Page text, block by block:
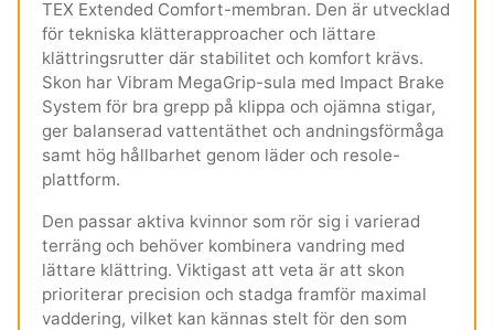
TEX Extended Comfort-membran. Den är utvecklad
för tekniska klätterapproacher och lättare
klättringsrutter där stabilitet och komfort krävs.
Skon har Vibram MegaGrip-sula med Impact Brake
System för bra grepp på klippa och ojämna stigar,
ger balanserad vattentäthet och andningsförmåga
samt hög hållbarhet genom läder och resole-
plattform.
Den passar aktiva kvinnor som rör sig i varierad
terräng och behöver kombinera vandring med
lättare klättring. Viktigast att veta är att skon
prioriterar precision och stadga framför maximal
vaddering, vilket kan kännas stelt för den som